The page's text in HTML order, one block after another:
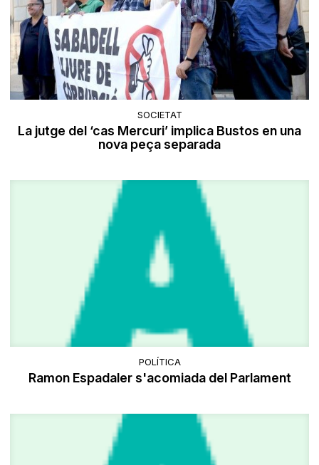
SOCIETAT
La jutge del ‘cas Mercuri’ implica Bustos en una
nova peça separada
POLÍTICA
Ramon Espadaler s'acomiada del Parlament